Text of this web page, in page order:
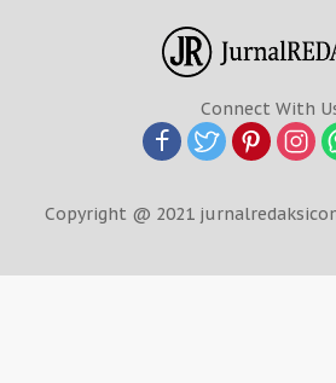
Connect With
Copyright @ 2021